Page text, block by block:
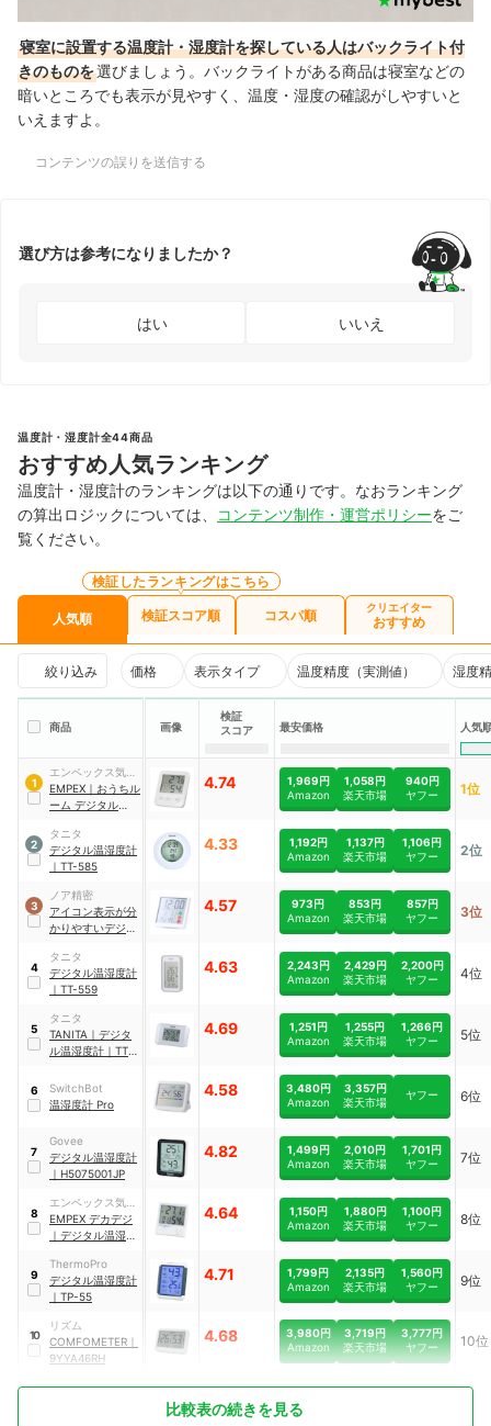
寝室に設置する温度計・湿度計を探している人はバックライト付
きのものを選びましょう。バックライトがある商品は寝室などの
暗いところでも表示が見やすく、温度・湿度の確認がしやすいと
いえますよ。
コンテンツの誤りを送信する
選び方は参考になりましたか？
はい いいえ
温度計・湿度計全44商品
おすすめ人気ランキング
温度計・湿度計のランキングは以下の通りです。なおランキング
の算出ロジックについては、
コンテンツ制作・運営ポリシーをご
覧ください。
人気順
検証したランキングはこちら
検証スコア順 コスパ順 クリエイター
おすすめ
絞り込み 価格 表示タイプ 温度精度（実測値） 湿度
商品 画像
検証
スコア
最安価格 人気
1
エンペックス気象
計
EMPEX ｜ おうちル
ーム デジタルmidi
8411
4.74
1,969円
Amazon
1,058円
楽天市場
940円
ヤフー
1位
2
タニタ
デジタル温湿度計
｜ TT-585
4.33
1,192円
Amazon
1,137円
楽天市場
1,106円
ヤフー
2位
3
ノア精密
アイコン表示が分
かりやすいデジタ
112 WH-Z
4.57
973円
Amazon
853円
楽天市場
857円
ヤフー
3位
4
タニタ
デジタル温湿度計
｜ TT-559
4.63
2,243円
Amazon
2,429円
楽天市場
2,200円
ヤフー
4位
5
タニタ
TANITA ｜ デジタ
ル温湿度計 ｜ TT-
4.69
1,251円
Amazon
1,255円
楽天市場
1,266円
ヤフー
5位
6
SwitchBot
温湿度計 Pro
4.58
3,480円
Amazon
3,357円
楽天市場
ヤフー 6位
7
Govee
デジタル温湿度計
｜ H5075001JP
4.82
1,499円
Amazon
2,010円
楽天市場
1,701円
ヤフー
7位
8
エンペックス気象
計
EMPEX デカデジ
｜ デジタル温湿度
4.64
1,150円
Amazon
1,880円
楽天市場
1,100円
ヤフー
8位
9
ThermoPro
デジタル温湿度計
｜ TP-55
4.71
1,799円
Amazon
2,135円
楽天市場
1,560円
ヤフー
9位
10
リズム
COMFOMETER
9YYA46RH
4.68
3,980円
Amazon
3,719円
楽天市場
3,777円
ヤフー
10位
比較表の続きを見る